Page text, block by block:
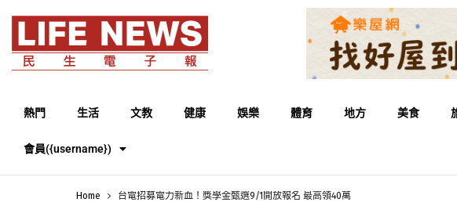
熱門 生活 文教 健康 娛樂 體育 地方 美食
會員({username})
Home 台電招募電力新血！獎學金甄選9/1開放報名 最高領40萬